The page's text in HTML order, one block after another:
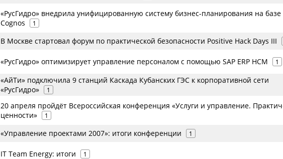
«РусГидро» внедрила унифицированную систему бизнес-планирования на базе
Cognos
1
В Москве стартовал форум по практической безопасности Positive Hack Days III
«РусГидро» оптимизирует управление персоналом с помощью SAP ERP HCM 1
«АйТи» подключила 9 станций Каскада Кубанских ГЭС к корпоративной сети
«РусГидро»
1
20 апреля пройдёт Всероссийская конференция «Услуги и управление.
ценности»
1
«Управление проектами 2007»: итоги конференции 1
IT Team Energy: итоги 1